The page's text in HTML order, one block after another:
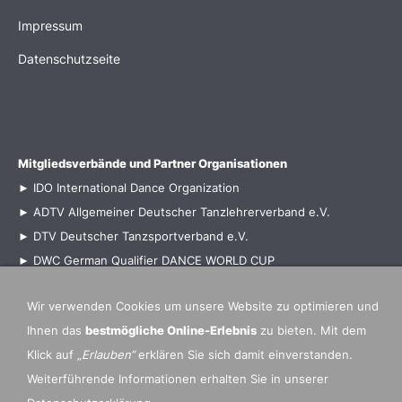
Impressum
Datenschutzseite
Mitgliedsverbände und Partner Organisationen
► IDO International Dance Organization
► ADTV Allgemeiner Deutscher Tanzlehrerverband e.V.
► DTV Deutscher Tanzsportverband e.V.
► DWC German Qualifier DANCE WORLD CUP
Wir verwenden Cookies um unsere Website zu optimieren und
Ihnen das bestmögliche Online-Erlebnis zu bieten. Mit dem
Klick auf
„Erlauben“erklären Sie sich damit einverstanden.
Weiterführende Informationen erhalten Sie in unserer